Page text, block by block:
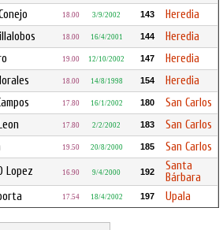
18.00 3/9/2002 143 Heredia
18.00 16/4/2001 144 Heredia
19.00 12/10/2002 147 Heredia
18.00 14/8/1998 154 Heredia
17.80 16/1/2002 180 San Carlos
17.80 2/2/2002 183 San Carlos
19.50 20/8/2000 185 San Carlos
Lopez 16.90 9/4/2000 192
Santa
Bárbara
17.54 18/4/2002 197 Upala